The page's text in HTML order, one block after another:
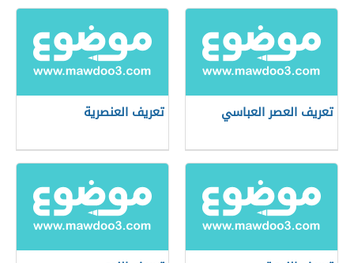
تعريف العصر العباسي تعريف العنصرية